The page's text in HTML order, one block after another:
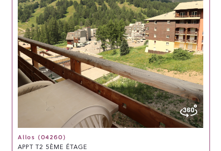
Allos (04260)
APPT T2 5ÈME ÉTAGE